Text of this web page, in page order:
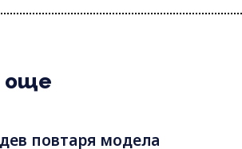
още
повтаря модела